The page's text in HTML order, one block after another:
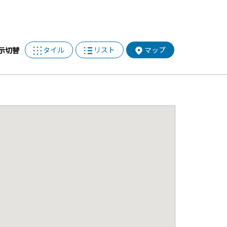
切替 タイル リスト マップ